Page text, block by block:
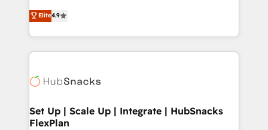
and CRM migration from any platform •
Client/member portals built on HubSpot • Custom
WooCommerce, BuilderTrend, and more Experience
the difference — reach out to see how AI + HubSpot
From HubSpot onboarding, to training, from
developing a new website to lead generation and
digital marketing; we do it all (and with great
results)! In short, our services include: - HubSpot
HubSpot development: websites, custom modules,
marketing, advertising, campaigns, content and
design We connect people, data and technology to
Elite4.9
Set Up | Scale Up | Integrate | HubSnacks
FlexPlan